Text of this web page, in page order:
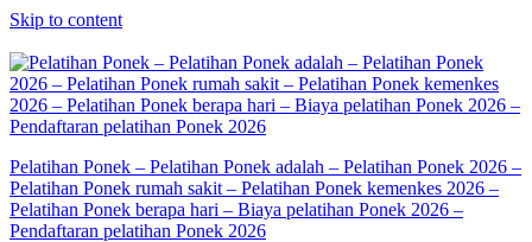
Skip to content
Pelatihan Ponek – Pelatihan Ponek adalah – Pelatihan Ponek 2026 –
Pelatihan Ponek rumah sakit – Pelatihan Ponek kemenkes 2026 –
Pelatihan Ponek berapa hari – Biaya pelatihan Ponek 2026 –
Pendaftaran pelatihan Ponek 2026